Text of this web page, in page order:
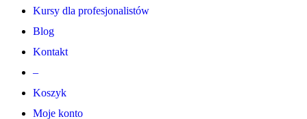
Kursy dla profesjonalistów
Blog
Kontakt
–
Koszyk
Moje konto